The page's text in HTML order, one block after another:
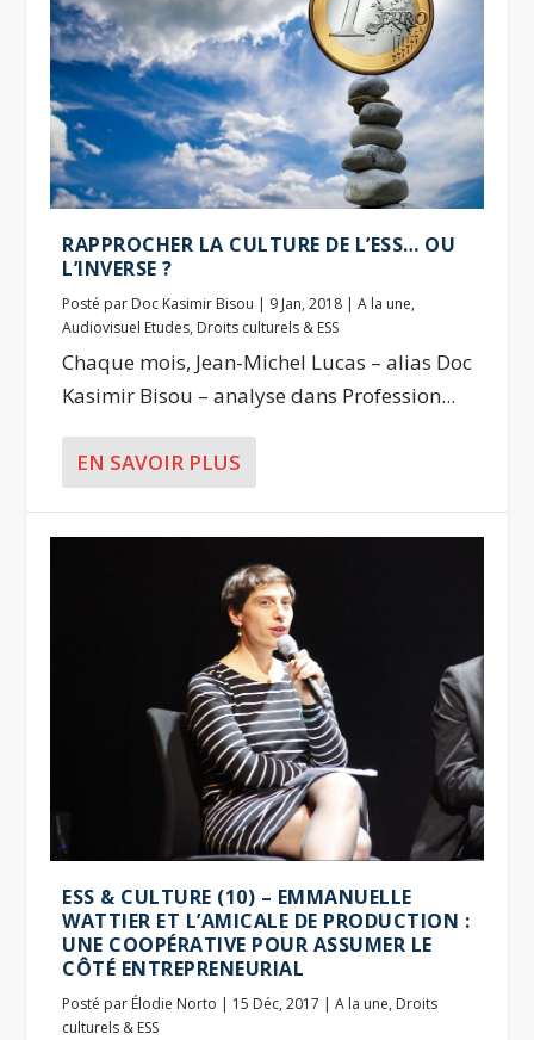
RAPPROCHER LA CULTURE DE L’ESS… OU
L’INVERSE ?
Posté par Doc Kasimir Bisou | 9 Jan, 2018 |A la une,
Audiovisuel Etudes, Droits culturels & ESS
Chaque mois, Jean-Michel Lucas – alias Doc
Kasimir Bisou – analyse dans Profession...
EN SAVOIR PLUS
ESS & CULTURE (10) – EMMANUELLE
WATTIER ET L’AMICALE DE PRODUCTION :
UNE COOPÉRATIVE POUR ASSUMER LE
CÔTÉ ENTREPRENEURIAL
Posté par Élodie Norto | 15 Déc, 2017 |A la une, Droits
culturels & ESS